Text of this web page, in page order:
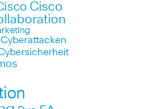
Cisco
Cyberattacken